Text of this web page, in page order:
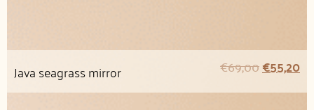
Java seagrass mirror €69,00€55,20